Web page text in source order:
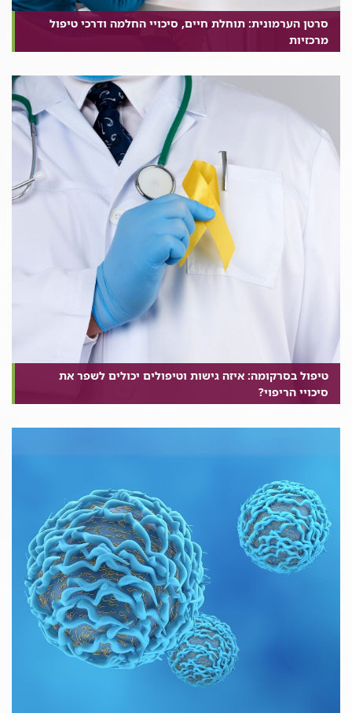
סרטן הערמונית: תוחלת חיים, סיכויי החלמה ודרכי טיפול
מרכזיות
טיפול בסרקומה: איזה גישות וטיפולים יכולים לשפר את
סיכויי הריפוי?